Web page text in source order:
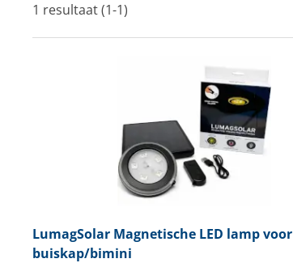
Techniek en motor
Boten, toebehoren en fun
Meubels en lifestyle
1 resultaat (1-1)
LumagSolarMagnetische LED lamp voor
buiskap/bimini